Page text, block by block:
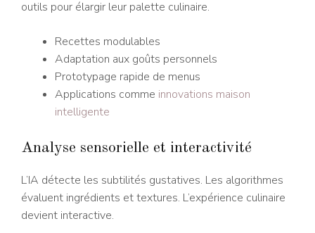
outils pour élargir leur palette culinaire.
Recettes modulables
Adaptation aux goûts personnels
Prototypage rapide de menus
Applications comme innovations maison
intelligente
Analyse sensorielle et interactivité
L’IA détecte les subtilités gustatives. Les algorithmes
évaluent ingrédients et textures. L’expérience culinaire
devient interactive.